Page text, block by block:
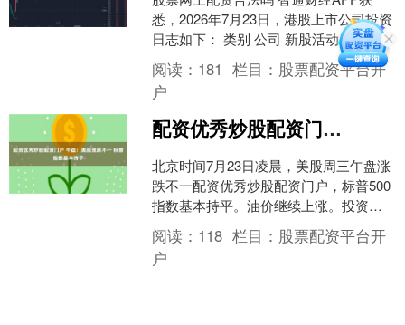
悉，2026年7月23日，港股上市公司投资
日志如下： 类别 公司 新股活动 中际旭
创 (招股中) 业绩公布日 IMAX CH....
阅读： 181 栏目： 股票配资平台开
户
配资优秀炒股配资门户 午盘：美股涨跌不一 标普指数基本持平
北京时间7月23日凌晨，美股周三午盘涨
跌不一配资优秀炒股配资门户，标普500
指数基本持平。油价继续上涨。投资者
继续关注美股财报。 道指涨176.35点，
涨幅为0....
阅读： 118 栏目： 股票配资平台开
户